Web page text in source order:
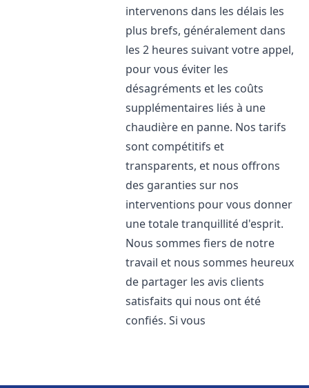
intervenons dans les délais les
plus brefs, généralement dans
les 2 heures suivant votre appel,
pour vous éviter les
désagréments et les coûts
supplémentaires liés à une
chaudière en panne. Nos tarifs
sont compétitifs et
transparents, et nous offrons
des garanties sur nos
interventions pour vous donner
une totale tranquillité d'esprit.
Nous sommes fiers de notre
travail et nous sommes heureux
de partager les avis clients
satisfaits qui nous ont été
confiés. Si vous